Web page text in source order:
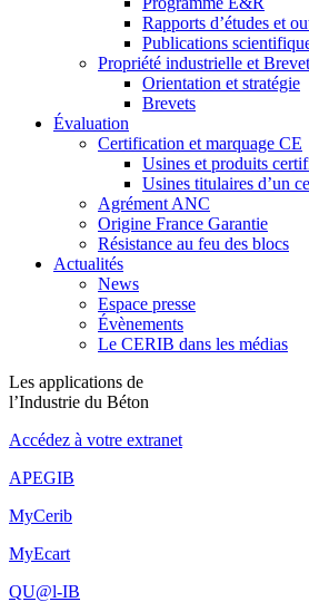
Rapports d’études et
Publications
Propriété industrielle et
Orientation et stratégie
Brevets
Évaluation
Certification et marquage CE
Usines et produits
Usines titulaires d’un
Agrément ANC
Origine France Garantie
Résistance au feu des blocs
Actualités
News
Espace presse
Évènements
Le CERIB dans les médias
Les applications de
l’Industrie du Béton
Accédez à votre extranet
APEGIB
MyCerib
MyEcart
QU@l-IB